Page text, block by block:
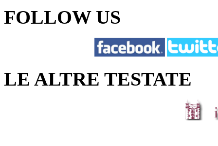
FOLLOW US
LE ALTRE TESTATE